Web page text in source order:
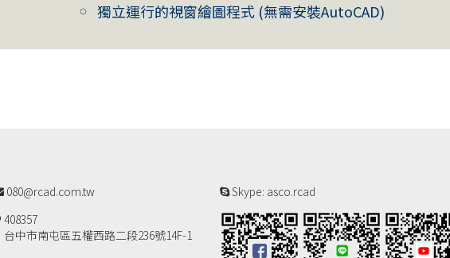
獨立運行的視窗繪圖程式 (無需安裝AutoCAD)
080@rcad.com.tw
408357
台中市南屯區五權西路二段236號14F-1
Skype: asco.rcad